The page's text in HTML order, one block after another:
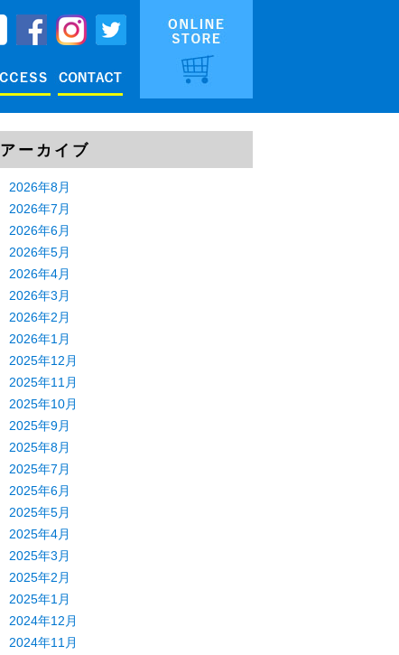
アーカイブ
2026年8月
2026年7月
2026年6月
2026年5月
2026年4月
2026年3月
2026年2月
2026年1月
2025年12月
2025年11月
2025年10月
2025年9月
2025年8月
2025年7月
2025年6月
2025年5月
2025年4月
2025年3月
2025年2月
2025年1月
2024年12月
2024年11月